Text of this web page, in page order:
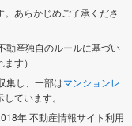
あらかじめご了承くださ
動産独自のルールに基づい
す）
集し、一部はマンションレ
ています。
年 不動産情報サイト利用